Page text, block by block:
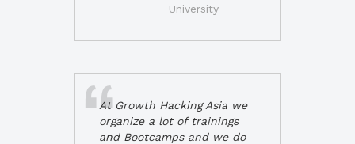
University
At Growth Hacking Asia we
organize a lot of trainings
and Bootcamps and we do